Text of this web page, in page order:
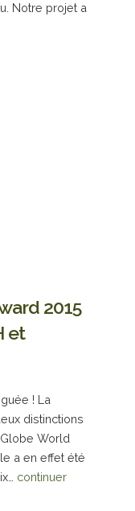
Notre projet a
2015
et
! La
distinctions
World
a en effet été
continuer